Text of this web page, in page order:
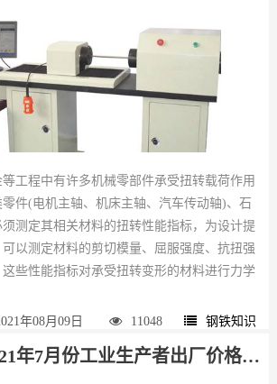
工程中有许多机械零部件承受扭转载荷作用
件(电机主轴、机床主轴、汽车传动轴)、石
测定其相关材料的扭转性能指标，为设计提
以测定材料的剪切模量、屈服强度、抗扭强
些性能指标对承受扭转变形的材料进行力学
年08月09日 11048 钢铁知识
月份工业生产者出厂价格同比上涨9.0%